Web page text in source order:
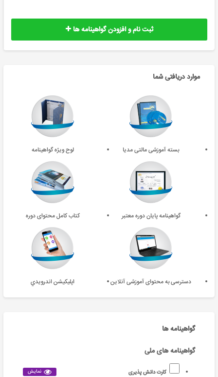
ثبت نام و افزودن گواهینامه ها
موارد دریافتی شما
بسته آموزشی مالتی مدیا لوح ویژه گواهینامه
گواهینامه پایان دوره معتبر کتاب کامل محتوای دوره
دسترسی به محتوای آموزشی آنلاین اپليکيشن اندرويدي
گواهینامه ها
گواهینامه های ملی
کارت دانش پذیری نمایش